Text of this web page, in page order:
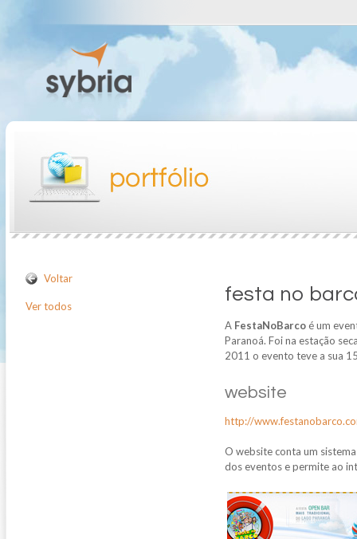
Voltar
Ver todos
festa no
A FestaNoBarco é um
Paranoá. Foi na estação
2011 o evento teve a sua
website
http://
O website conta um
dos eventos e permite ao